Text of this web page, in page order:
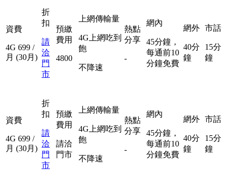
資費
4G 699 /
月 (30月)
折
扣
請
洽
門
市
預繳
費用
4800
上網傳輸量
4G上網吃到
飽
不降速
熱點
分享
-
網內
45分鐘，
每通前10
分鐘免費
網外
40分
鐘
市話
15分
鐘
資費
4G 699 /
月 (30月)
折
扣
請
洽
門
市
預繳
費用
請洽
門市
上網傳輸量
4G上網吃到
飽
不降速
熱點
分享
-
網內
45分鐘，
每通前10
分鐘免費
網外
40分
鐘
市話
15分
鐘